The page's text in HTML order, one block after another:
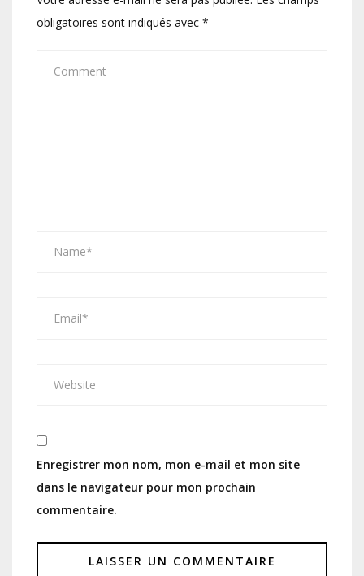
obligatoires sont indiqués avec *
Enregistrer mon nom, mon e-mail et mon site
dans le navigateur pour mon prochain
commentaire.